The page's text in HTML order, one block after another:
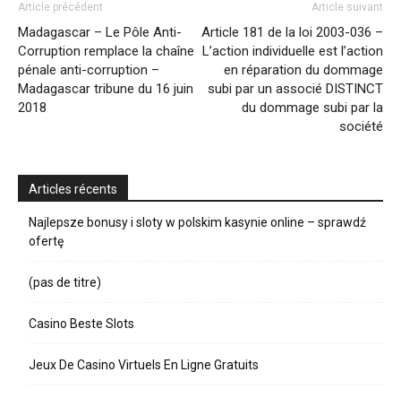
Article précédent
Madagascar – Le Pôle Anti-
Corruption remplace la chaîne
pénale anti-corruption –
Madagascar tribune du 16 juin
2018
Article suivant
Article 181 de la loi 2003-036 –
L’action individuelle est l’action
en réparation du dommage
subi par un associé DISTINCT
du dommage subi par la
société
Articles récents
Najlepsze bonusy i sloty w polskim kasynie online – sprawdź
ofertę
(pas de titre)
Casino Beste Slots
Jeux De Casino Virtuels En Ligne Gratuits